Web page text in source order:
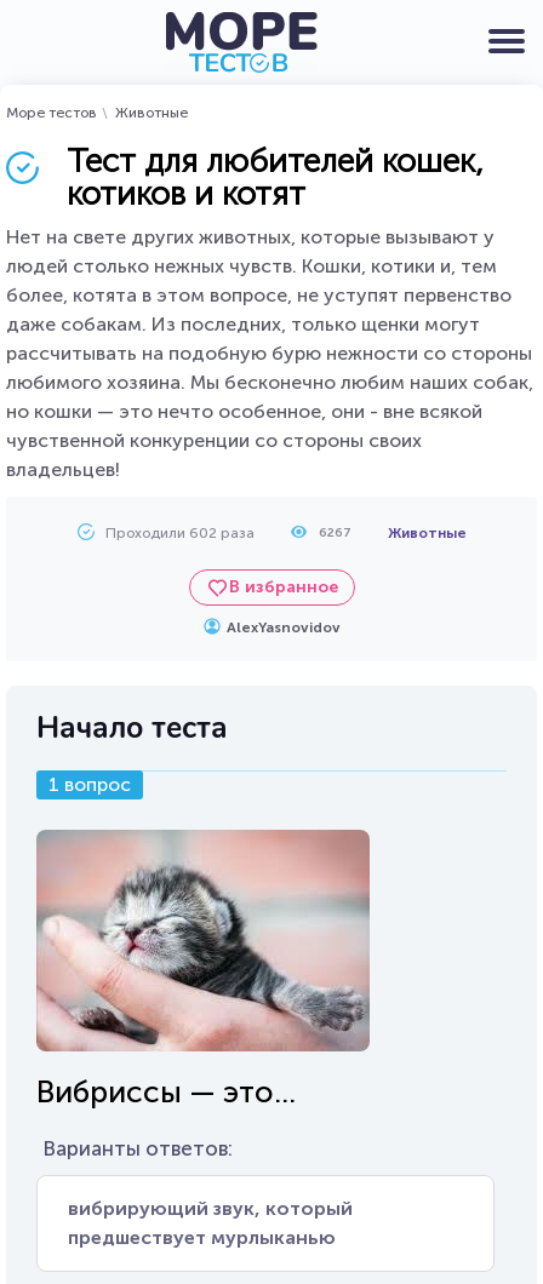
Море тестов Животные
Тест для любителей кошек,
котиков и котят
Нет на свете других животных, которые вызывают у
людей столько нежных чувств. Кошки, котики и, тем
более, котята в этом вопросе, не уступят первенство
даже собакам. Из последних, только щенки могут
рассчитывать на подобную бурю нежности со стороны
любимого хозяина. Мы бесконечно любим наших собак,
но кошки — это нечто особенное, они - вне всякой
чувственной конкуренции со стороны своих
владельцев!
Проходили 602 раза 6267 Животные
В избранное
AlexYasnovidov
Начало теста
1 вопрос
Вибриссы — это...
Варианты ответов:
вибрирующий звук, который
предшествует мурлыканью